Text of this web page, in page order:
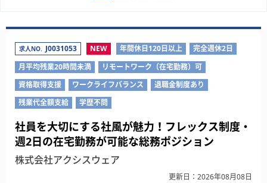
求人NO. J0031053 NEW 年間休日120日以上
完全週休2日
月平均残業20時間未満
リモートワーク（在宅勤務）可
資格取得支援
ワークライフバランス
退職金制度あり
残業代全額支給
学歴不問
社員を大切にする社風が魅力！フレックス制度・
週2日の在宅勤務が可能な総務ポジション
株式会社アクシスウェア
更新日：2026年08月08日